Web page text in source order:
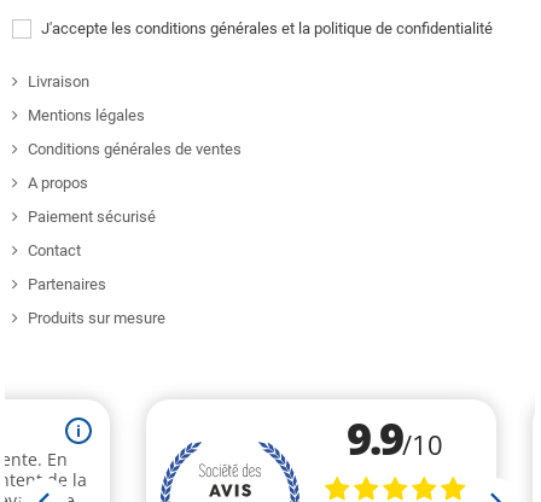
J'accepte les conditions générales et la politique de confidentialité
Livraison
Mentions légales
Conditions générales de ventes
A propos
Paiement sécurisé
Contact
Partenaires
Produits sur mesure